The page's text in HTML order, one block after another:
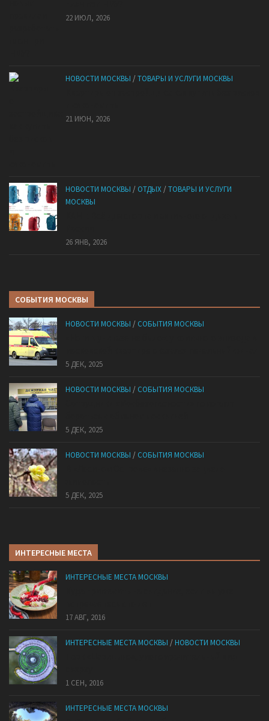
22 ИЮЛ, 2026
НОВОСТИ МОСКВЫ /ТОВАРЫ И УСЛУГИ МОСКВЫ
21 ИЮН, 2026
НОВОСТИ МОСКВЫ / ОТДЫХ /ТОВАРЫ И УСЛУГИ
МОСКВЫ
26 ЯНВ, 2026
СОБЫТИЯ МОСКВЫ
НОВОСТИ МОСКВЫ / СОБЫТИЯ МОСКВЫ
5 ДЕК, 2025
НОВОСТИ МОСКВЫ / СОБЫТИЯ МОСКВЫ
5 ДЕК, 2025
НОВОСТИ МОСКВЫ / СОБЫТИЯ МОСКВЫ
5 ДЕК, 2025
ИНТЕРЕСНЫЕ МЕСТА
ИНТЕРЕСНЫЕ МЕСТА МОСКВЫ
17 АВГ, 2016
ИНТЕРЕСНЫЕ МЕСТА МОСКВЫ /НОВОСТИ МОСКВЫ
1 СЕН, 2016
ИНТЕРЕСНЫЕ МЕСТА МОСКВЫ